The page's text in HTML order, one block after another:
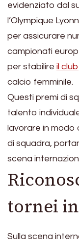
evidenziato dal
l’Olympique
per assicurare
campionati
per stabilire il club
calcio femminile.
Questi premi di
talento
lavorare in modo
di squadra,
scena
tornei
Sulla scena